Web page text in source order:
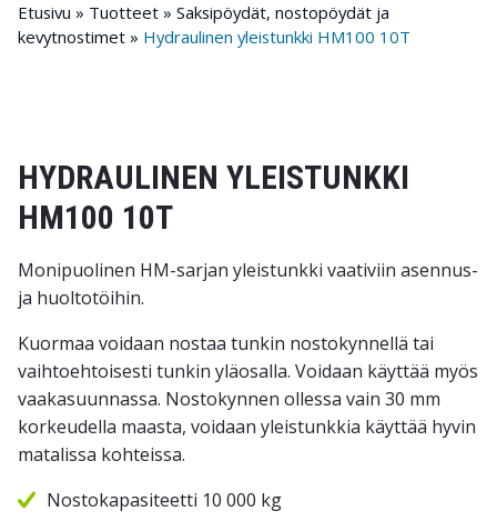
Etusivu » Tuotteet » Saksipöydät, nostopöydät ja
kevytnostimet » Hydraulinen yleistunkki HM100 10T
HYDRAULINEN YLEISTUNKKI
HM100 10T
Monipuolinen HM-sarjan yleistunkki vaativiin asennus-
ja huoltotöihin.
Kuormaa voidaan nostaa tunkin nostokynnellä tai
vaihtoehtoisesti tunkin yläosalla. Voidaan käyttää myös
vaakasuunnassa. Nostokynnen ollessa vain 30 mm
korkeudella maasta, voidaan yleistunkkia käyttää hyvin
matalissa kohteissa.
Nostokapasiteetti 10 000 kg